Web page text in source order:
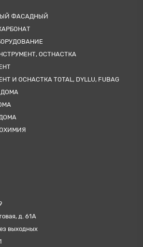
ФАСАДНЫЙ
ОСТНАСТКА
И ОСНАСТКА TOTAL, DYLLU, FUBAG
д. 61А
выходных